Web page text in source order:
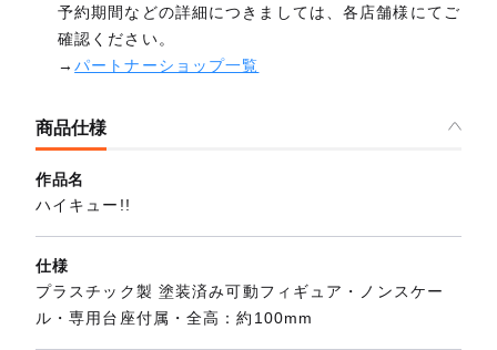
予約期間などの詳細につきましては、各店舗様にてご
確認ください。
→パートナーショップ一覧
商品仕様
作品名
ハイキュー!!
仕様
プラスチック製 塗装済み可動フィギュア・ノンスケー
ル・専用台座付属・全高：約100mm